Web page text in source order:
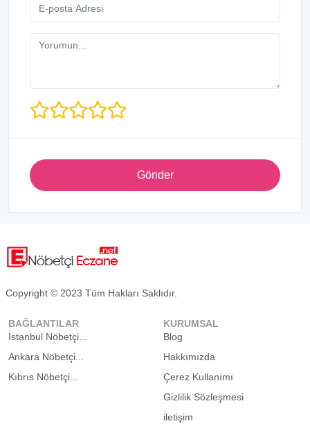
Gönder
Copyright © 2023 Tüm Hakları Saklıdır.
BAĞLANTILAR
İstanbul Nöbetçi...
Ankara Nöbetçi...
Kıbrıs Nöbetçi...
KURUMSAL
Blog
Hakkımızda
Çerez Kullanımı
Gizlilik Sözleşmesi
iletişim